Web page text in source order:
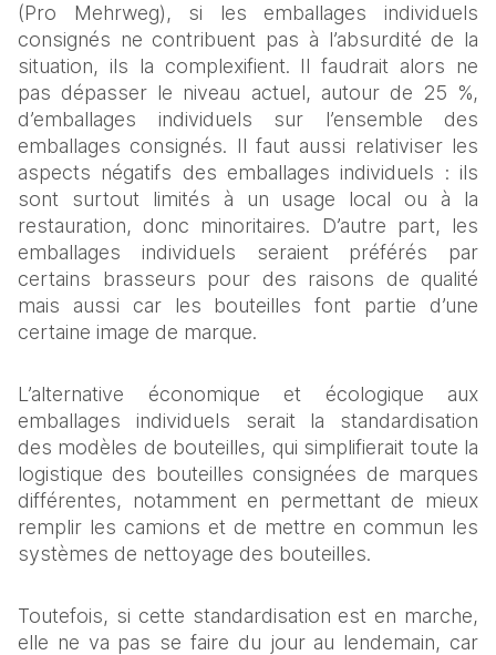
(Pro Mehrweg), si les emballages individuels
consignés ne contribuent pas à l’absurdité de la
situation, ils la complexifient. Il faudrait alors ne
pas dépasser le niveau actuel, autour de 25 %,
d’emballages individuels sur l’ensemble des
emballages consignés. Il faut aussi relativiser les
aspects négatifs des emballages individuels : ils
sont surtout limités à un usage local ou à la
restauration, donc minoritaires. D’autre part, les
emballages individuels seraient préférés par
certains brasseurs pour des raisons de qualité
mais aussi car les bouteilles font partie d’une
certaine image de marque.
L’alternative économique et écologique aux
emballages individuels serait la standardisation
des modèles de bouteilles, qui simplifierait toute la
logistique des bouteilles consignées de marques
différentes, notamment en permettant de mieux
remplir les camions et de mettre en commun les
systèmes de nettoyage des bouteilles.
Toutefois, si cette standardisation est en marche,
elle ne va pas se faire du jour au lendemain, car